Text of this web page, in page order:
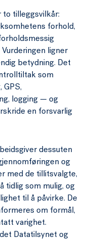
tilleggsvilkår:
forhold,
ligner
betydning. Det
som
GPS,
logging — og
en forsvarlig
dessuten
og
med de tillitsvalgte,
tidlig som mulig, og
til å påvirke. De
om formål,
varighet.
Datatilsynet og